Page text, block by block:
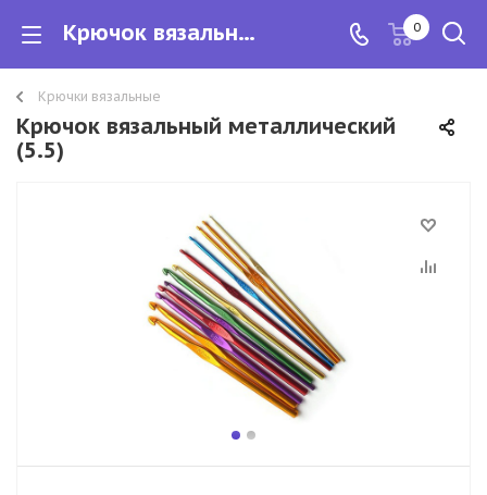
Крючок вязальный металлический 0
Крючки вязальные
Крючок вязальный металлический
(5.5)